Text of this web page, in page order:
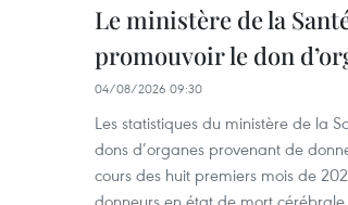
Le ministère de la
promouvoir le don
04/08/2026 09:30
Les statistiques du ministère de la
dons d’organes provenant de
cours des huit premiers mois de
donneurs en état de mort